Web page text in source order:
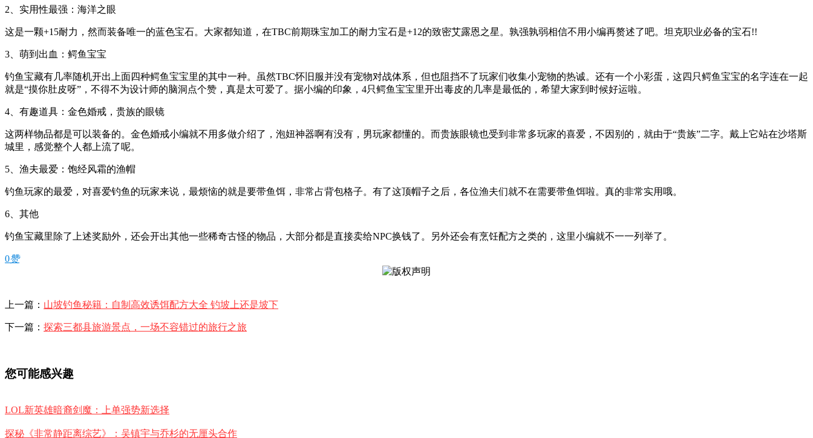
2、实用性最强：海洋之眼
这是一颗+15耐力，然而装备唯一的蓝色宝石。大家都知道，在TBC前期珠宝加工的耐力宝石是+12的致密艾露恩之星。孰强孰弱相信不用小编再赘述了吧。坦克职业必备的宝石!!
3、萌到出血：鳄鱼宝宝
钓鱼宝藏有几率随机开出上面四种鳄鱼宝宝里的其中一种。虽然TBC怀旧服并没有宠物对战体系，但也阻挡不了玩家们收集小宠物的热诚。还有一个小彩蛋，这四只鳄鱼宝宝的名字连在一起
就是“摸你肚皮呀”，不得不为设计师的脑洞点个赞，真是太可爱了。据小编的印象，4只鳄鱼宝宝里开出毒皮的几率是最低的，希望大家到时候好运啦。
4、有趣道具：金色婚戒，贵族的眼镜
这两样物品都是可以装备的。金色婚戒小编就不用多做介绍了，泡妞神器啊有没有，男玩家都懂的。而贵族眼镜也受到非常多玩家的喜爱，不因别的，就由于“贵族”二字。戴上它站在沙塔斯
城里，感觉整个人都上流了呢。
5、渔夫最爱：饱经风霜的渔帽
钓鱼玩家的最爱，对喜爱钓鱼的玩家来说，最烦恼的就是要带鱼饵，非常占背包格子。有了这顶帽子之后，各位渔夫们就不在需要带鱼饵啦。真的非常实用哦。
6、其他
钓鱼宝藏里除了上述奖励外，还会开出其他一些稀奇古怪的物品，大部分都是直接卖给NPC换钱了。另外还会有烹饪配方之类的，这里小编就不一一列举了。
0赞
上一篇： 山坡钓鱼秘籍：自制高效诱饵配方大全 钓坡上还是坡下
下一篇： 探索三都县旅游景点，一场不容错过的旅行之旅
您可能感兴趣
LOL新英雄暗裔剑魔：上单强势新选择
探秘《非常静距离综艺》：吴镇宇与乔杉的无厘头合作